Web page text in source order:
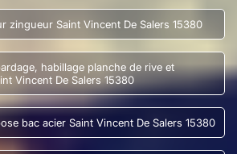
zingueur Saint Vincent De Salers 15380
habillage planche de rive et
Vincent De Salers 15380
bac acier Saint Vincent De Salers 15380